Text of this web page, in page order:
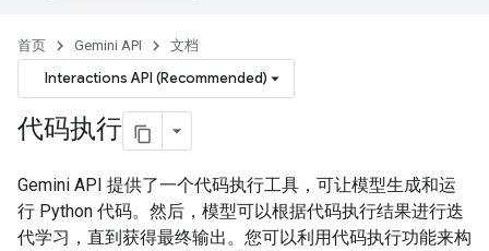
首页 Gemini API 文档
Interactions API (Recommended)
代码执行
Gemini API 提供了一个代码执行工具，可让模型生成和运
行 Python 代码。然后，模型可以根据代码执行结果进行迭
代学习，直到获得最终输出。您可以利用代码执行功能来构